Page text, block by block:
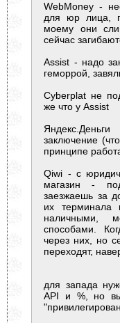
WebMoney -
для юр лица,
моему они
сейчас
Assist - надо
геморрой,
Cyberplat не
же что у Assist
заключение
принципе
Qiwi - с
магазин -
заезжаешь за
их терминала
наличными,
способами.
через них, но
переходят,
для запада
API и %, но